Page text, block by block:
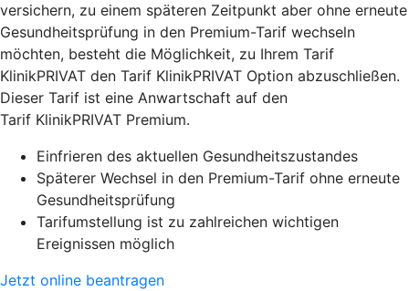
versichern, zu einem späteren Zeitpunkt aber ohne erneute
Gesundheitsprüfung in den Premium-Tarif wechseln
möchten, besteht die Möglichkeit, zu Ihrem Tarif
KlinikPRIVAT den Tarif KlinikPRIVAT Option abzuschließen.
Dieser Tarif ist eine Anwartschaft auf den
Tarif KlinikPRIVAT Premium.
Einfrieren des aktuellen Gesundheitszustandes
Späterer Wechsel in den Premium-Tarif ohne erneute
Gesundheitsprüfung
Tarifumstellung ist zu zahlreichen wichtigen
Ereignissen möglich
Jetzt online beantragen